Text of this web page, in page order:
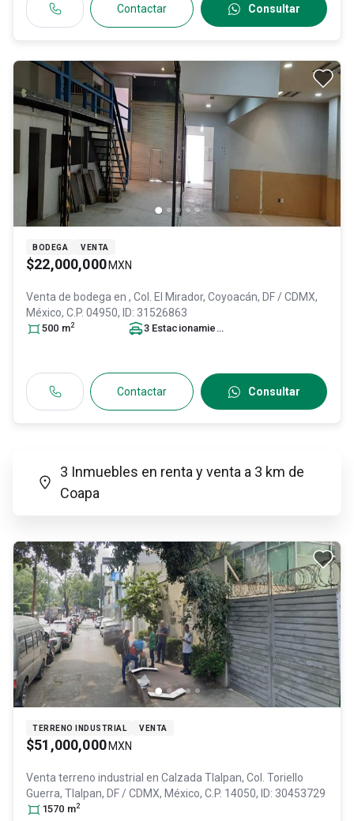
Contactar Consultar
BODEGA VENTA
$22,000,000 MXN
Venta de bodega en , Col. El Mirador, Coyoacán, DF / CDMX,
México, C.P. 04950, ID: 31526863
500 m2 3 Estacionamiento
Contactar Consultar
3 Inmuebles en renta y venta a 3 km de
Coapa
TERRENO INDUSTRIAL VENTA
$51,000,000 MXN
Venta terreno industrial en Calzada Tlalpan, Col. Toriello
Guerra, Tlalpan, DF / CDMX, México, C.P. 14050, ID: 30453729
1570 m2